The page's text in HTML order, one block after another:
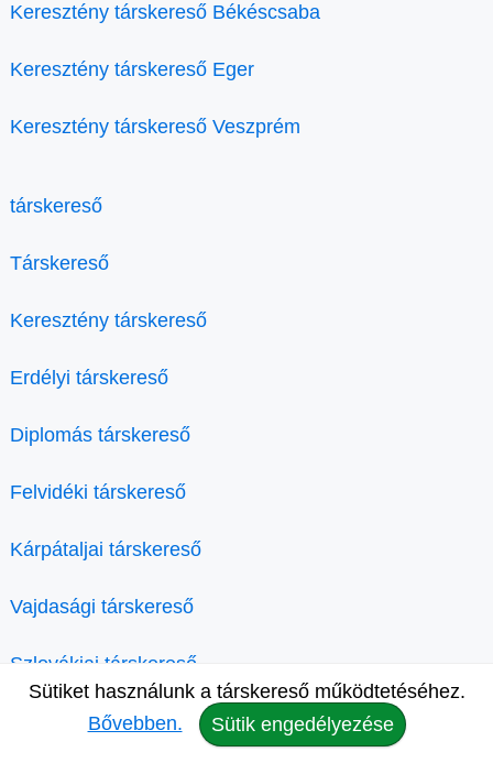
Keresztény társkereső Békéscsaba
Keresztény társkereső Eger
Keresztény társkereső Veszprém
társkereső
Társkereső
Keresztény társkereső
Erdélyi társkereső
Diplomás társkereső
Felvidéki társkereső
Kárpátaljai társkereső
Vajdasági társkereső
Szlovákiai társkereső
Londoni társkereső
Sütiket használunk a társkereső működtetéséhez.
Bővebben.
Sütik engedélyezése